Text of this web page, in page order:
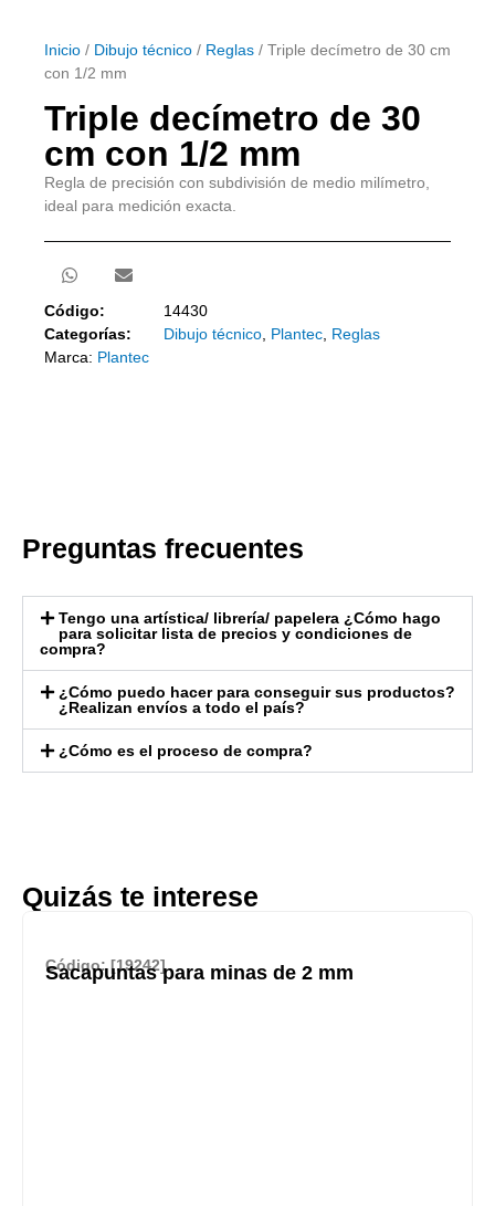
Inicio / Dibujo técnico / Reglas / Triple decímetro de 30 cm
con 1/2 mm
Triple decímetro de 30
cm con 1/2 mm
Regla de precisión con subdivisión de medio milímetro,
ideal para medición exacta.
Código:
14430
Categorías:
Dibujo técnico, Plantec, Reglas
Marca: Plantec
Preguntas frecuentes
Tengo una artística/ librería/ papelera ¿Cómo hago
para solicitar lista de precios y condiciones de
compra?
¿Cómo puedo hacer para conseguir sus productos?
¿Realizan envíos a todo el país?
¿Cómo es el proceso de compra?
Quizás te interese
Código: [19242]
Sacapuntas para minas de 2 mm